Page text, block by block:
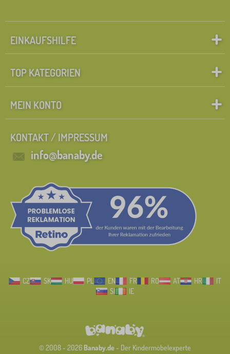
EINKAUFSHILFE
TOP KATEGORIEN
MEIN KONTO
KONTAKT / IMPRESSUM
info@banaby.de
CZ SK HU PL EN FR RO AT HR
IT
SI
IE
© 2008 - 2026 Banaby.de- Der Kindermöbelexperte